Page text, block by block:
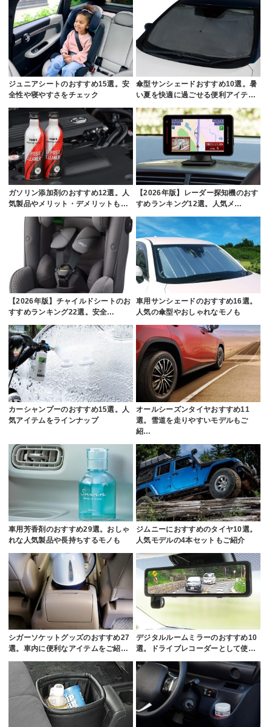
ジュニアシートのおすすめ15選。安
全性や寝やすさをチェック
傘型サンシェードおすすめ10選。暑
い夏を快適に過ごせる便利アイテ…
ガソリン添加剤のおすすめ12選。人
気製品やメリット・デメリットも…
【2026年版】レーダー探知機のおす
すめランキング12選。人気メ…
【2026年版】チャイルドシートのお
すすめランキング22選。安全…
車用サンシェードのおすすめ16選。
人気の傘型やおしゃれなモノも
カーシャンプーのおすすめ15選。人
気アイテムをラインナップ
オールシーズンタイヤおすすめ11
選。雪道を走りやすいモデルもご
紹…
車用芳香剤のおすすめ29選。おしゃ
れな人気製品や長持ちするモノも
ジムニーにおすすめのタイヤ10選。
人気モデルの4本セットもご紹介
シガーソケットグッズのおすすめ27
選。車内に便利なアイテムをご紹…
デジタルルームミラーのおすすめ10
選。ドライブレコーダーとして使…